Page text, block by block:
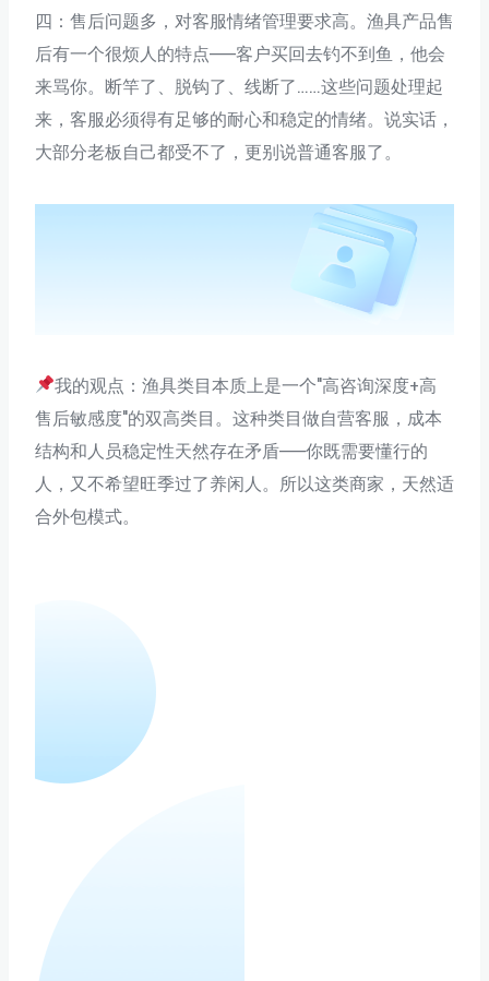
四：售后问题多，对客服情绪管理要求高。渔具产品售
后有一个很烦人的特点——客户买回去钓不到鱼，他会
来骂你。断竿了、脱钩了、线断了……这些问题处理起
来，客服必须得有足够的耐心和稳定的情绪。说实话，
大部分老板自己都受不了，更别说普通客服了。
我的观点：渔具类目本质上是一个"高咨询深度+高
售后敏感度"的双高类目。这种类目做自营客服，成本
结构和人员稳定性天然存在矛盾——你既需要懂行的
人，又不希望旺季过了养闲人。所以这类商家，天然适
合外包模式。